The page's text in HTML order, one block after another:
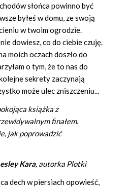
słońca powinno być
byłeś w domu, ze swoją
w twoim ogrodzie.
dowiesz, co do ciebie czuję.
moich oczach doszło do
o tym, że to nas do
sekrety zaczynają
może ulec zniszczeniu...
książka z
finałem.
jak poprowadzić
Kara, autorka Plotki
dech w piersiach opowieść,